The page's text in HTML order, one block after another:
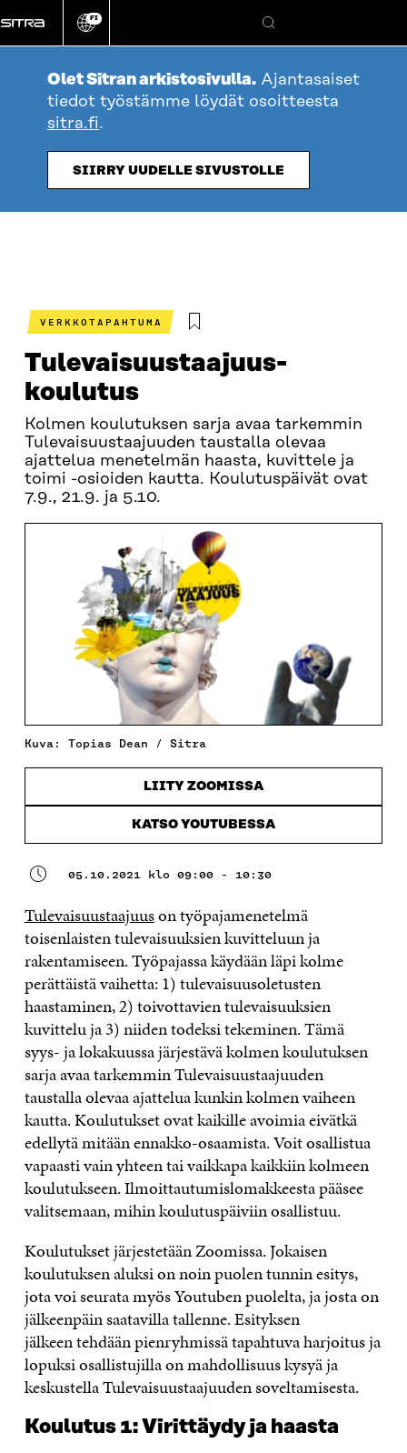
suoraan
sisältöön
Vaihda
kieli
FI
Hae
Olet Sitran arkistosivulla. Ajantasaiset
tiedot työstämme löydät osoitteesta
sitra.fi.
SIIRRY UUDELLE SIVUSTOLLE
VERKKOTAPAHTUMA
Tulevaisuustaajuus-
koulutus
Kolmen koulutuksen sarja avaa tarkemmin
Tulevaisuustaajuuden taustalla olevaa
ajattelua menetelmän haasta, kuvittele ja
toimi -osioiden kautta. Koulutuspäivät ovat
7.9., 21.9. ja 5.10.
Kuva: Topias Dean / Sitra
LIITY ZOOMISSA
KATSO YOUTUBESSA
05.10.2021 klo 09:00 - 10:30
Tulevaisuustaajuuson työpajamenetelmä
toisenlaisten tulevaisuuksien kuvitteluun ja
rakentamiseen. Työpajassa käydään läpi kolme
perättäistä vaihetta: 1) tulevaisuusoletusten
haastaminen, 2) toivottavien tulevaisuuksien
kuvittelu ja 3) niiden todeksi tekeminen. Tämä
syys- ja lokakuussa järjestävä kolmen koulutuksen
sarja avaa tarkemmin Tulevaisuustaajuuden
taustalla olevaa ajattelua kunkin kolmen vaiheen
kautta. Koulutukset ovat kaikille avoimia eivätkä
edellytä mitään ennakko-osaamista. Voit osallistua
vapaasti vain yhteen tai vaikkapa kaikkiin kolmeen
koulutukseen. Ilmoittautumislomakkeesta pääsee
valitsemaan, mihin koulutuspäiviin osallistuu.
Koulutukset järjestetään Zoomissa. Jokaisen
koulutuksen aluksi on noin puolen tunnin esitys,
jota voi seurata myös Youtuben puolelta, ja josta on
jälkeenpäin saatavilla tallenne. Esityksen
jälkeen tehdään pienryhmissä tapahtuva harjoitus ja
lopuksi osallistujilla on mahdollisuus kysyä ja
keskustella Tulevaisuustaajuuden soveltamisesta.
Koulutus 1: Virittäydy ja haasta